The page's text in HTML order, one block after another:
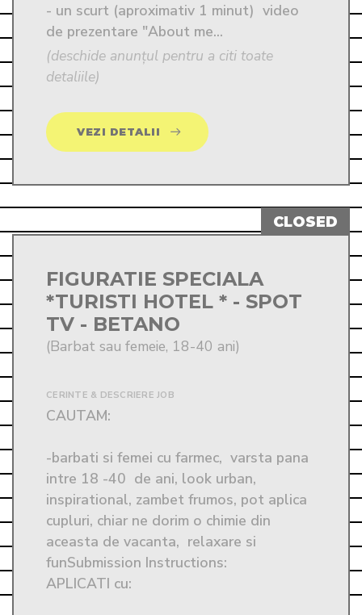
- un scurt (aproximativ 1 minut)  video
de prezentare "About me...
(deschide anunțul pentru a citi toate
detaliile)
VEZI DETALII
FIGURATIE SPECIALA
*TURISTI HOTEL * - SPOT
TV - BETANO
(Barbat sau femeie, 18-40 ani)
CERINTE & DESCRIERE JOB
CAUTAM:
-barbati si femei cu farmec,  varsta pana
intre 18 -40  de ani, look urban,
inspirational, zambet frumos, pot aplica
cupluri, chiar ne dorim o chimie din
aceasta de vacanta,  relaxare si
funSubmission Instructions:
APLICATI cu: